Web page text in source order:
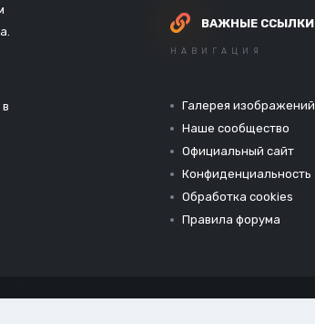
ВАЖНЫЕ ССЫЛКИ
НАВИГАЦИЯ
Галерея изображений
Наше сообщество
Официальный сайт
Конфиденциальность
Обработка cookies
Правила форума